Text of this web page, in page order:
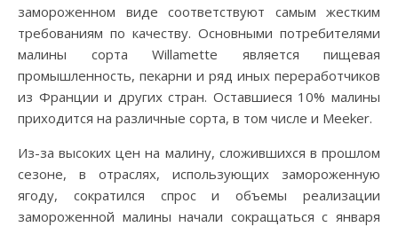
замороженном виде соответствуют самым жестким
требованиям по качеству. Основными потребителями
малины сорта Willamette является пищевая
промышленность, пекарни и ряд иных переработчиков
из Франции и других стран. Оставшиеся 10% малины
приходится на различные сорта, в том числе и Meeker.
Из-за высоких цен на малину, сложившихся в прошлом
сезоне, в отраслях, использующих замороженную
ягоду, сократился спрос и объемы реализации
замороженной малины начали сокращаться с января